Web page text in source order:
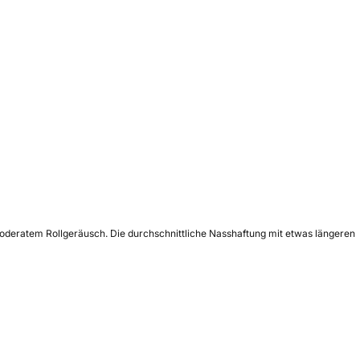
Rollgeräusch. Die durchschnittliche Nasshaftung mit etwas längeren